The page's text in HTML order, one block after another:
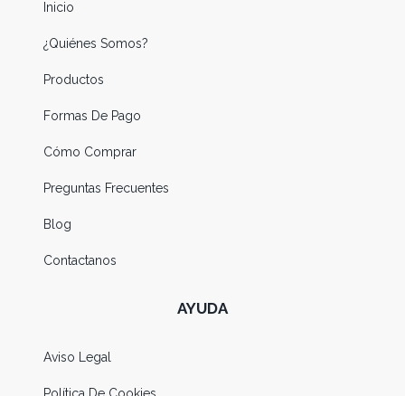
Inicio
¿Quiénes Somos?
Productos
Formas De Pago
Cómo Comprar
Preguntas Frecuentes
Blog
Contactanos
AYUDA
Aviso Legal
Política De Cookies